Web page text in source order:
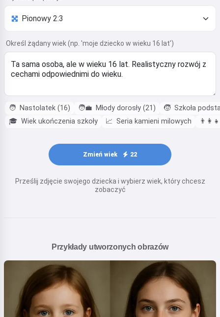
Określ żądany wiek (np. 'moje dziecko w wieku 16 lat')
🧑 Nastolatek (16) 🧑‍💼 Młody dorosły (21) 🧒 Szkoła
🎓 Wiek ukończenia szkoły 📈 Seria kamieni milowych 👨‍👩‍👧
Zmień wiek 22
Prześlij zdjęcie swojego dziecka i wybierz wiek, który chcesz
zobaczyć
Przykłady utworzonych obrazów